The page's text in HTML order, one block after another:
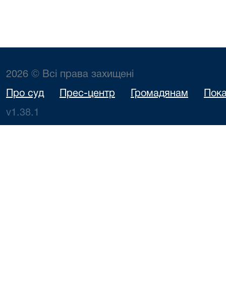
2026 © Всі права захищені
Про суд Прес-центр Громадянам
v1.38.1